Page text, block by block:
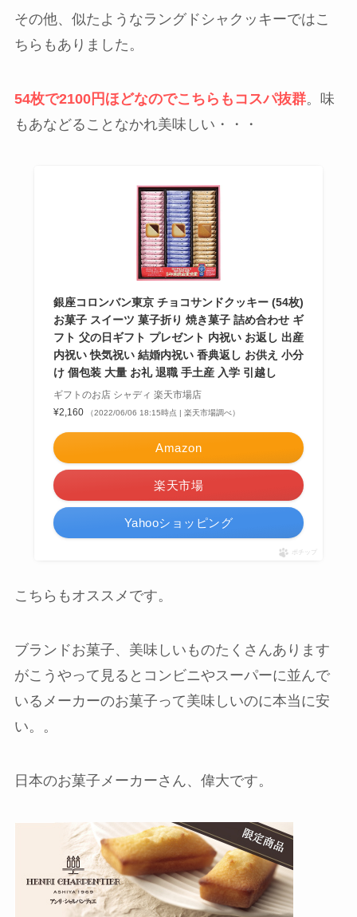
その他、似たようなラングドシャクッキーではこ
ちらもありました。
54枚で2100円ほどなのでこちらもコスパ抜群。味
もあなどることなかれ美味しい・・・
銀座コロンバン東京 チョコサンドクッキー (54枚)
お菓子 スイーツ 菓子折り 焼き菓子 詰め合わせ ギ
フト 父の日ギフト プレゼント 内祝い お返し 出産
内祝い 快気祝い 結婚内祝い 香典返し お供え 小分
け 個包装 大量 お礼 退職 手土産 入学 引越し
ギフトのお店 シャディ 楽天市場店
¥2,160
（2022/06/06 18:15時点 | 楽天市場調べ）
Amazon
楽天市場
Yahooショッピング
ポチップ
こちらもオススメです。
ブランドお菓子、美味しいものたくさんあります
がこうやって見るとコンビニやスーパーに並んで
いるメーカーのお菓子って美味しいのに本当に安
い。。
日本のお菓子メーカーさん、偉大です。